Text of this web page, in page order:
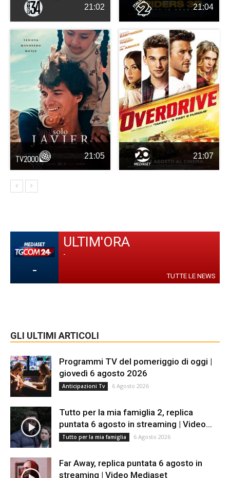
21:02 21:04
21:05 21:07
-
ULTIM'ORA
-
TUTTE LE NEWS
GLI ULTIMI ARTICOLI
Programmi TV del pomeriggio di oggi |
giovedì 6 agosto 2026
Anticipazioni Tv 6 Agosto 2026
Tutto per la mia famiglia 2, replica
puntata 6 agosto in streaming | Video...
Tutto per la mia famiglia 6 Agosto 2026
Far Away, replica puntata 6 agosto in
streaming | Video Mediaset